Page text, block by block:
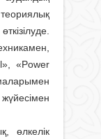
«Power
өлкелік